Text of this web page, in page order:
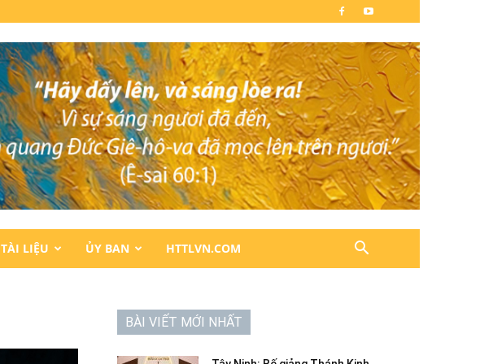
TÀI LIỆU ỦY BAN HTTLVN.COM
BÀI VIẾT MỚI NHẤT